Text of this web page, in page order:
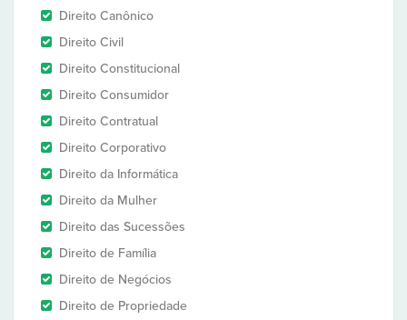
Direito Canônico
Direito Civil
Direito Constitucional
Direito Consumidor
Direito Contratual
Direito Corporativo
Direito da Informática
Direito da Mulher
Direito das Sucessões
Direito de Família
Direito de Negócios
Direito de Propriedade